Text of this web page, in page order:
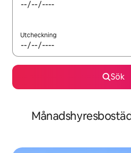
Utcheckning
Sök